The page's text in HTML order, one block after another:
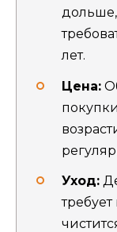
дольше,
лет.
Цена:
Уход: